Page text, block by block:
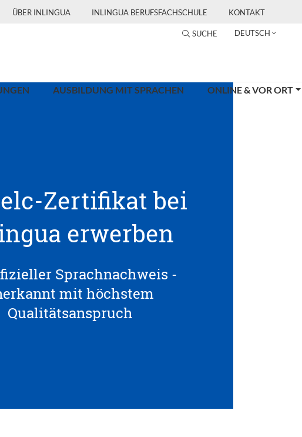
ÜBER INLINGUA INLINGUA BERUFSFACHSCHULE KONTAKT
SUCHE DEUTSCH
AUSBILDUNG MIT SPRACHEN ONLINE & VOR ORT
Zertifikat bei
erwerben
Sprachnachweis -
mit höchstem
Qualitätsanspruch